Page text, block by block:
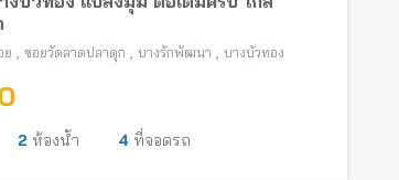
ย ซอยวัดลาดปลาดุก บางรักพัฒนา บางบัวทอง
2 ห้องน้ำ 4 ที่จอดรถ